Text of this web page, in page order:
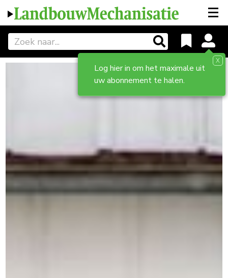
Log hier in om het maximale uit
uw abonnement te halen.
X